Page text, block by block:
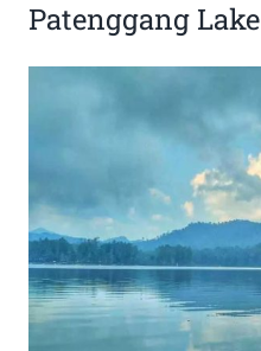
Patenggang Lake